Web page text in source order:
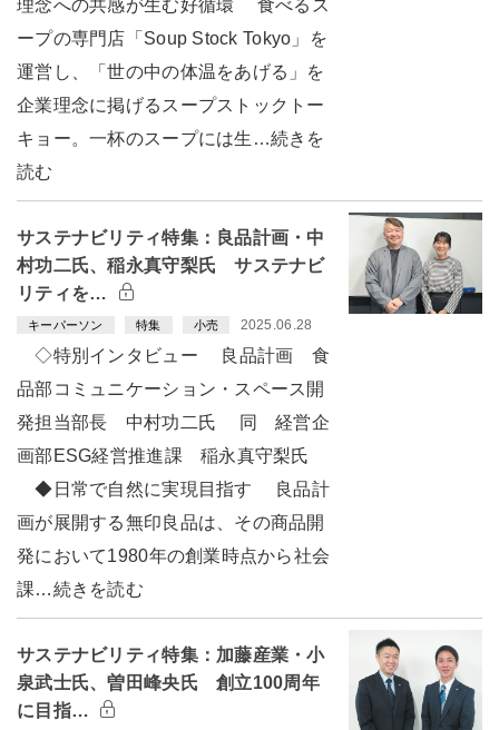
理念への共感が生む好循環 食べるス
ープの専門店「Soup Stock Tokyo」を
運営し、「世の中の体温をあげる」を
企業理念に掲げるスープストックトー
キョー。一杯のスープには生…続きを
読む
サステナビリティ特集：良品計画・中
村功二氏、稲永真守梨氏 サステナビ
リティを…
キーパーソン 特集 小売 2025.06.28
◇特別インタビュー 良品計画 食
品部コミュニケーション・スペース開
発担当部長 中村功二氏 同 経営企
画部ESG経営推進課 稲永真守梨氏
◆日常で自然に実現目指す 良品計
画が展開する無印良品は、その商品開
発において1980年の創業時点から社会
課…続きを読む
サステナビリティ特集：加藤産業・小
泉武士氏、曽田峰央氏 創立100周年
に目指…